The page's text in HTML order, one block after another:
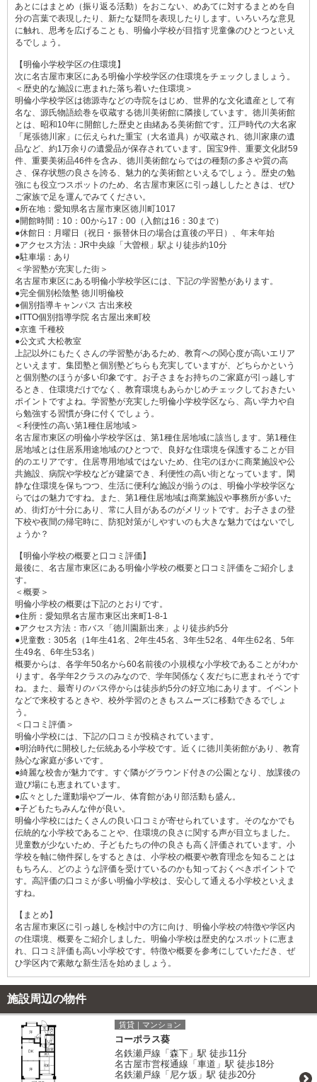
あとにはまとめ（振り返る活動）をおこない、めあてに対するまとめを自
分の言葉で表現したり、新たな疑問を表現したりします。いろいろな意見
に触れ、思考を広げることも、明倫小学校が目指す児童像のひとつといえ
るでしょう。
【明倫小学校学区の住環境】
次に名古屋市東区にある明倫小学校学区の住環境をチェックしましょう。
＜歴史的な施設に恵まれた落ち着いた住環境＞
明倫小学校学区は徳源寺などの寺院をはじめ、世界的な文化遺産として有
名な、源氏物語絵巻を収蔵する徳川美術館に隣接しています。徳川美術館
とは、昭和10年に開館した歴史と由緒ある美術館です。江戸時代の大名家
「尾張徳川家」に伝えられた重宝（大名道具）が収蔵され、徳川家康の遺
品など、約1万余りの遺愛品が保存されています。国宝9件、重要文化財59
件、重要美術品46件を含み、徳川美術館ならではの種類の多さや質の高
さ、保存状態の良さを誇る、魅力的な美術館といえるでしょう。歴史の勉
強にも役立つスポットのため、名古屋市東区に引っ越ししたときは、ぜひ
ご家族で足を運んでみてください。
●所在地：愛知県名古屋市東区徳川町1017
●開館時間：10：00から17：00（入館は16：30まで）
●休館日：月曜日（祝日・振替休日の場合は直後の平日）、年末年始
●アクセス方法：JR中央線「大曽根」駅より徒歩約10分
●駐車場：あり
＜学習塾が充実した街＞
名古屋市東区にある明倫小学校学区には、下記の学習塾があります。
●完全個別松陰塾 徳川明倫校
●個別指導キャンパス 古出来校
●ITTO個別指導学院 名古屋出来町校
●京進 千種校
●公文式 大松教室
上記以外にもたくさんの学習塾があるため、教育への関心度が高いエリア
といえます。集団塾と個別塾どちらも充実していますが、どちらかという
と個別塾のほうが多い印象です。お子さまをお持ちのご家庭が引っ越しす
るとき、住環境だけでなく、教育環境もあらかじめチェックしておきたい
ポイントですよね。学習塾が充実した明倫小学校学区なら、高い学力や自
ら勉強する習慣が身に付くでしょう。
＜利便性の高い第1種住居地域＞
名古屋市東区の明倫小学校学区は、第1種住居地域に該当します。第1種住
居地域とは住居系用途地域のひとつで、良好な住環境を保護することが目
的のエリアです。住居専用地域ではないため、住宅のほかに商業施設や公
共施設、病院や学校などが建築でき、利便性の高い街となっています。閑
静な住環境を保ちつつ、生活に便利な施設が揃うのは、明倫小学校学区な
らではの魅力ですね。また、第1種住居地域は商業施設や事務所が多いた
め、街灯が十分にあり、常に人目があるのがメリットです。お子さまの登
下校や夜間の帰宅時に、防犯対策がしやすいのも大きな魅力ではないでし
ょうか？
【明倫小学校の概要と口コミ評価】
最後に、名古屋市東区にある明倫小学校の概要と口コミ評価をご紹介しま
す。
＜概要＞
明倫小学校の概要は下記のとおりです。
●住所：愛知県名古屋市東区出来町1-8-1
●アクセス方法：市バス「徳川園新出来」より徒歩約5分
●児童数：305名（1年生41名、2年生45名、3年生52名、4年生62名、5年
生49名、6年生53名）
概要からは、各学年50名から60名前後の小規模な小学校であることがわか
ります。各学年2クラスのみなので、学年関係なく友だちに恵まれそうです
ね。また、最寄りのバス停からは徒歩約5分の好立地にあります。イベント
などで来校するときや、校外学習のときもスムーズに移動できるでしょ
う。
＜口コミ評価＞
明倫小学校には、下記の口コミが投稿されています。
●明治時代に開校した伝統ある小学校です。近くに徳川美術館があり、教育
熱心な家庭が多いです。
●綺麗な校舎が魅力です。すぐ隣がグラウンド付きの公園となり、放課後の
遊び場にも恵まれています。
●広々とした運動場やプール、体育館があり部活動も盛ん。
●子どもたちみんな仲が良い。
明倫小学校にはたくさんの良い口コミが寄せられています。そのなかでも
伝統的な小学校であることや、住環境の良さに関する声が目立ちました。
児童数が少ないため、子どもたちの仲の良さも高く評価されています。小
学校を軸に物件探しをするときは、小学校の概要や教育理念を知ることは
もちろん、どのような評価を受けているのかも知っておくべきポイントで
す。高評価の口コミが多い明倫小学校は、安心して通える小学校といえま
すね。
【まとめ】
名古屋市東区に引っ越しを検討中の方に向け、明倫小学校の特徴や学区内
の住環境、概要をご紹介しました。明倫小学校は歴史的なスポットに恵ま
れ、口コミ評価も高い小学校です。特徴や概要を参考にしていただき、ぜ
ひ学区内で素敵な新生活を始めましょう。
施設周辺の物件
賃貸｜マンション
コーポラス葵
名鉄瀬戸線「森下」駅 徒歩11分
名古屋市営桜通線「車道」駅 徒歩18分
名鉄瀬戸線「尼ケ坂」駅 徒歩20分